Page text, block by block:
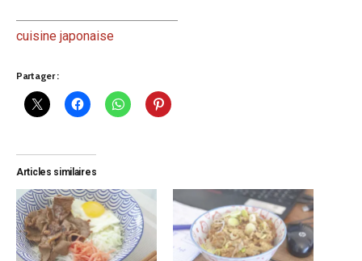
cuisine japonaise
Partager :
Articles similaires